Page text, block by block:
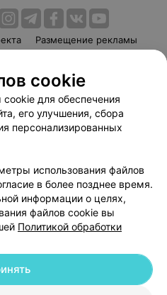
Размещение рекламы
Способы оплаты
Партнеры
103.by
данных
| 220012, Республика Беларусь,
cookie
для обеспечения
его улучшения, сбора
персонализированных
использования файлов
в более позднее время.
информации о целях,
файлов cookie вы
Политикой обработки